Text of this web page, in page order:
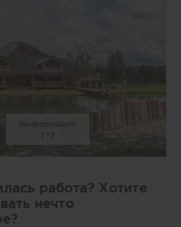
работа? Хотите
нечто